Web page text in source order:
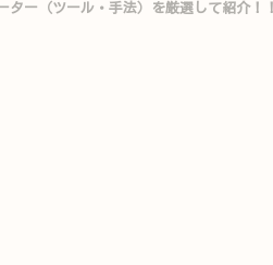
ター（ツール・手法）を厳選して紹介！！